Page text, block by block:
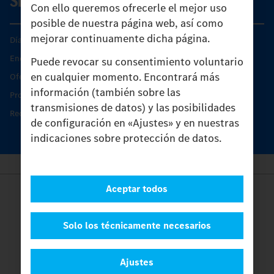
Con ello queremos ofrecerle el mejor uso
posible de nuestra página web, así como
mejorar continuamente dicha página.
Puede revocar su consentimiento voluntario
en cualquier momento. Encontrará más
información (también sobre las
transmisiones de datos) y las posibilidades
de configuración en «Ajustes» y en nuestras
indicaciones sobre protección de datos.
Ajustes
Solo los técnicamente necesarios
Aceptar todos
Días de Servicio del Unimog
Encontrar un socio
Oferta de servicio del Unimog
Productos de piezas y servicio
Recambios originales
Provider
Contacto
Protección de datos
Ajustes